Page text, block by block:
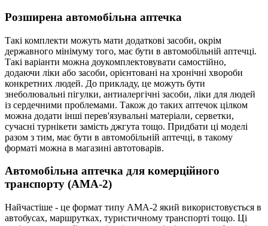
Розширена автомобільна аптечка
Такі комплекти можуть мати додаткові засоби, окрім
державного мінімуму того, має бути в автомобільній аптечці.
Такі варіанти можна доукомплектовувати самостійно,
додаючи ліки або засоби, орієнтовані на хронічні хвороби
конкретних людей. До прикладу, це можуть бути
знеболювальні пігулки, антиалергічні засоби, ліки для людей
із сердечними проблемами. Також до таких аптечок цілком
можна додати інші перев'язувальні матеріали, серветки,
сучасні турнікети замість джгута тощо. Придбати ці моделі
разом з тим, має бути в автомобільній аптечці, в такому
форматі можна в магазині автотоварів.
Автомобільна аптечка для комерційного
транспорту (АМА-2)
Найчастіше - це формат типу АМА-2 який використовується в
автобусах, маршрутках, туристичному транспорті тощо. Ці